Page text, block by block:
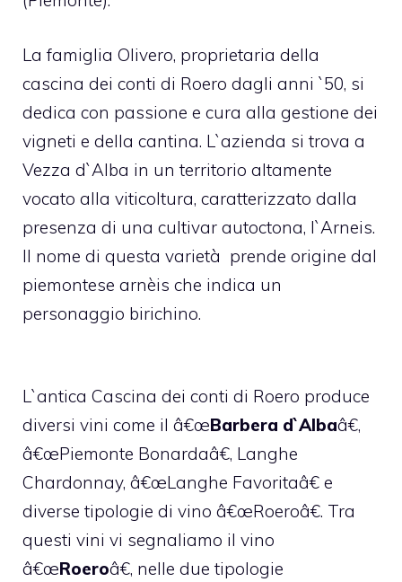
La famiglia Olivero, proprietaria della
cascina dei conti di Roero dagli anni `50, si
dedica con passione e cura alla gestione dei
vigneti e della cantina. L`azienda si trova a
Vezza d`Alba in un territorio altamente
vocato alla viticoltura, caratterizzato dalla
presenza di una cultivar autoctona, l`Arneis.
Il nome di questa varietà prende origine dal
piemontese arnèis che indica un
personaggio birichino.
L`antica Cascina dei conti di Roero produce
diversi vini come il â€œBarbera d`Albaâ€,
â€œPiemonte Bonardaâ€, Langhe
Chardonnay, â€œLanghe Favoritaâ€ e
diverse tipologie di vino â€œRoeroâ€. Tra
questi vini vi segnaliamo il vino
â€œRoeroâ€, nelle due tipologie